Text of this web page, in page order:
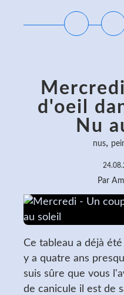
d'oeil
Nu
nus,
Par
Ce tableau a déjà
y a quatre ans
suis sûre que vous
de canicule il est de